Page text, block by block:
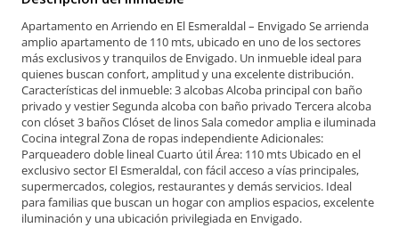
Apartamento en Arriendo en El Esmeraldal – Envigado Se arrienda
amplio apartamento de 110 mts, ubicado en uno de los sectores
más exclusivos y tranquilos de Envigado. Un inmueble ideal para
quienes buscan confort, amplitud y una excelente distribución.
Características del inmueble: 3 alcobas Alcoba principal con baño
privado y vestier Segunda alcoba con baño privado Tercera alcoba
con clóset 3 baños Clóset de linos Sala comedor amplia e iluminada
Cocina integral Zona de ropas independiente Adicionales:
Parqueadero doble lineal Cuarto útil Área: 110 mts Ubicado en el
exclusivo sector El Esmeraldal, con fácil acceso a vías principales,
supermercados, colegios, restaurantes y demás servicios. Ideal
para familias que buscan un hogar con amplios espacios, excelente
iluminación y una ubicación privilegiada en Envigado.